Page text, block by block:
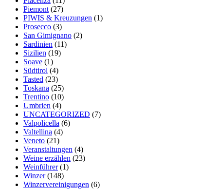
Piemont (27)
PIWIS & Kreuzungen (1)
Prosecco (3)
San Gimignano (2)
Sardinien (11)
Sizilien (19)
Soave (1)
Südtirol (4)
Tasted (23)
Toskana (25)
Trentino (10)
Umbrien (4)
UNCATEGORIZED (7)
Valpolicella (6)
Valtellina (4)
Veneto (21)
Veranstaltungen (4)
Weine erzählen (23)
Weinführer(1)
Winzer(148)
Winzervereinigungen (6)